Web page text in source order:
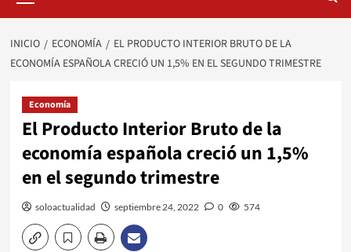
INICIO ECONOMÍA
EL PRODUCTO INTERIOR BRUTO DE LA
ECONOMÍA ESPAÑOLA CRECIÓ UN 1,5% EN EL SEGUNDO TRIMESTRE
Economía
El Producto Interior Bruto de la
economía española creció un 1,5%
en el segundo trimestre
soloactualidad septiembre 24, 2022 0 574